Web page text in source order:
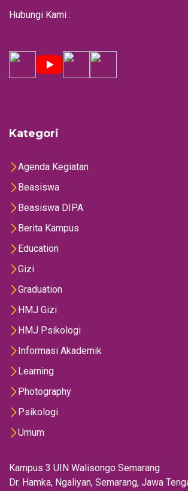
Hubungi Kami :
Kategori
Agenda Kegiatan
Beasiswa
Beasiswa DIPA
Berita Kampus
Education
Gizi
Graduation
HMJ Gizi
HMJ Psikologi
Informasi Akademik
Learning
Photography
Psikologi
Umum
Kampus 3 UIN Walisongo
Dr. Hamka, Ngaliyan, Semarang, Jawa